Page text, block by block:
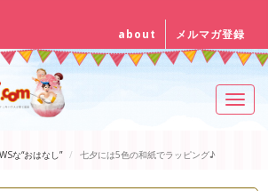
about メルマガ登録
な“おはなし” 七夕には5色の和紙でラッピング♪